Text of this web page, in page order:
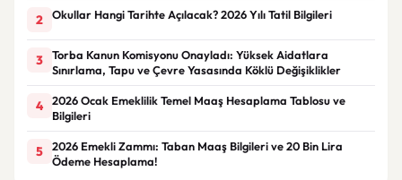
2 Okullar Hangi Tarihte Açılacak? 2026 Yılı Tatil Bilgileri
3
Torba Kanun Komisyonu Onayladı: Yüksek Aidatlara
Sınırlama, Tapu ve Çevre Yasasında Köklü Değişiklikler
4
2026 Ocak Emeklilik Temel Maaş Hesaplama Tablosu ve
Bilgileri
5
2026 Emekli Zammı: Taban Maaş Bilgileri ve 20 Bin Lira
Ödeme Hesaplama!